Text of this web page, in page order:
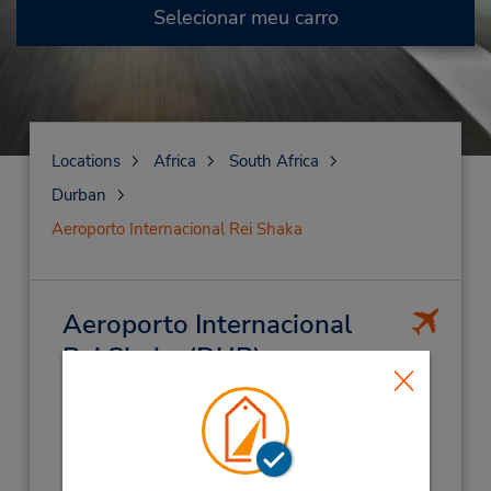
Selecionar meu carro
Locations Africa
South Africa
Durban
Aeroporto Internacional Rei Shaka
Aeroporto Internacional
Rei Shaka(DUR)
King Shaka Int Airport,